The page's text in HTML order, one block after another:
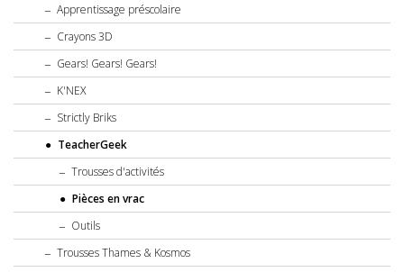
Apprentissage préscolaire
Crayons 3D
Gears! Gears! Gears!
K'NEX
Strictly Briks
TeacherGeek
Trousses d'activités
Pièces en vrac
Outils
Trousses Thames & Kosmos